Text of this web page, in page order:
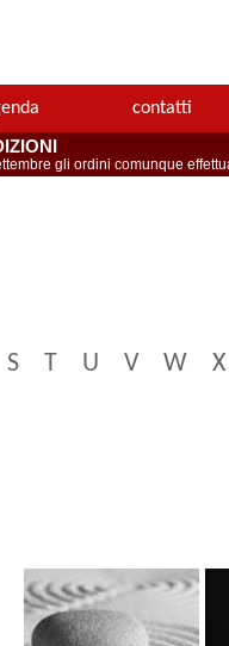
contatti
gli ordini comunque
S T U V W X